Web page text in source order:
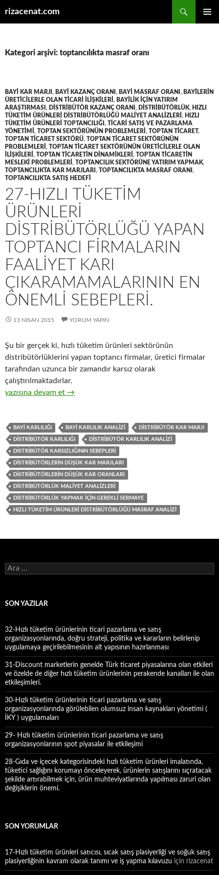
rizacenat.com
Kategori arşivi: toptancılıkta masraf oranı
BAYI KAR MARJI , BAYI KAZANÇ ORANI , BAYI MASRAF ORANI , BAYILERIN
ÜRETICILERLE OLAN TICARI ILIŞKILERI , BAYILIK IÇIN YATIRIM
ARAŞTIRMASI , DISTRIBÜTÖR KAZANÇ ORANI , DISTRIBÜTÖRLÜK, HIZLI
TÜKETIM ÜRÜNLERI DISTRIBÜTÖRLÜĞÜ MALIYET ANALIZLERI , HIZLI
TÜKETIM ÜRÜNLERI TOPTANCILIĞI , TICARI SATIŞ VE PAZARLAMA
YÖNETIMI , TOPTAN SEKTÖRÜNÜN PROBLEMLERI , TOPTAN TICARET,
TOPTAN TICARET SEKTÖRÜ, TOPTAN TICARET SEKTÖRÜNÜN
PROBLEMLERI , TOPTAN TICARET SEKTÖRÜNÜN ÜRETICILERLE OLAN
ILIŞKILERI , TOPTAN TICARETIN DINAMIKLERI , TOPTAN TICARETIN
MESLEKI PROBLEMLERI , TOPTANCILIK SEKTÖRÜNE YATIRIM YAPMAK,
TOPTANCILIKTA KAR MARJLARI , TOPTANCILIKTA MASRAF ORANI ,
TOPTANCILIKTA SATIŞ HEDEFI
27-HIZLI TÜKETIM
ÜRÜNLERI
DISTRIBÜTÖRLÜĞÜ YAPAN
TOPTANCI FIRMALARIN
FAALIYET KARI
ÇIKARAMAMALARININ EN
ÖNEMLI SEBEPLERI.
13 NISAN 2015 YORUM YAPIN
Şu bir gerçek ki, hızlı tüketim ürünleri sektörünün
distribütörlüklerini yapan toptancı firmalar, üretici firmalar
tarafından uzunca bir zamandır karsız olarak
çalıştırılmaktadırlar.
27-Hızlı tüketim ürünleri distribütörlüğü yapan toptancı
yazısına devam et →
BAYI KARLILIĞI BAYI KARLILIK ANALIZI DISTRIBÜTÖR KAR MARJI
DISTRIBÜTÖR KARLILIĞI DISTRIBÜTÖR KARLILIK ANALIZI
DISTRIBÜTÖR KARSIZLIĞININ SEBEPLERI
DISTRIBÜTÖRLERIN DÜŞÜK KAR MARJLARI
DISTRIBÜTÖRLERIN DÜŞÜK KAR ORANLARI
DISTRIBÜTÖRLÜK MALIYET ANALIZLERI
DISTRIBÜTÖRLÜK YAPMAK IÇIN GEREKLI SERMAYE
HIZLI TÜKETIM ÜRÜNLERI DISTRIBÜTÖRLÜĞÜ MASRAF ANALIZI
A
r
a
SON YAZILAR
32-Hızlı tüketim ürünlerinin ticari pazarlama ve satış
organizasyonlarında, doğru strateji, politika ve kararların belirlenip
uygulamaya geçirilebilmesinin alt yapısının hazırlanması
31-Discount marketlerin genelde Türk ticaret piyasalarına olan etkileri
ve özelde de diğer hızlı tüketim ürünlerinin perakende kanalları ile olan
etkileşimleri.
30-Hızlı tüketim ürünlerinin ticari pazarlama ve satış
organizasyonlarında görülebilen olumsuz insan kaynakları yönetimi (
İKY ) uygulamaları
29- Hızlı tüketim ürünlerinin ticari pazarlama ve satış
organizasyonlarının spot piyasalar ile etkileşimi
28-Gıda ve içecek kategorisindeki hızlı tüketim ürünleri imalatında,
tüketici sağlığını korumayı önceleyerek, ürünlerin satışlarını sıçratacak
şekilde artırabilmek için, ürün muhteviyatlarında yapılması zaruri olan
değişiklerin önemi.
SON YORUMLAR
17-Hızlı tüketim ürünleri satıcısı, sıcak satış plasiyerliği ve soğuk satış
plasiyerliğinin kavram olarak tanımı ve iş yapma kılavuzu için rizacenat